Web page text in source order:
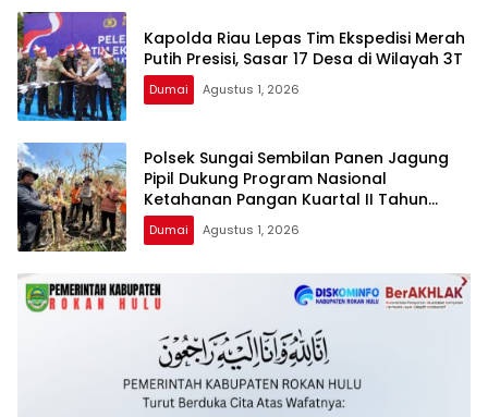
Kapolda Riau Lepas Tim Ekspedisi Merah
Putih Presisi, Sasar 17 Desa di Wilayah 3T
Dumai Agustus 1, 2026
Polsek Sungai Sembilan Panen Jagung
Pipil Dukung Program Nasional
Ketahanan Pangan Kuartal II Tahun
2026
Dumai Agustus 1, 2026